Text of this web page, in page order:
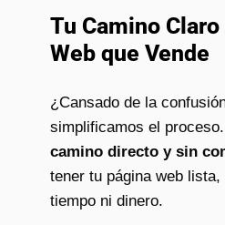
Tu Camino
Web que Vende
¿Cansado de la
simplificamos el
camino directo y sin
tener tu página web
tiempo ni dinero.